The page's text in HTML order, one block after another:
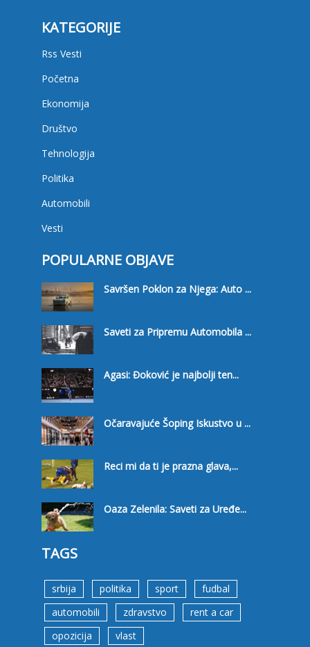
KATEGORIJE
Rss Vesti
Početna
Ekonomija
Društvo
Tehnologija
Politika
Automobili
Vesti
POPULARNE OBJAVE
Savršen Poklon za Njega: Auto ...
Saveti za Pripremu Automobila ...
Agasi: Đoković je najbolji ten...
Očaravajuće Šoping Iskustvo u ...
Reci mi da ti je prazna glava,...
Oaza Zelenila: Saveti za Uređe...
TAGS
srbija politika sport
fudbal
automobili
zdravstvo
rent a car
opozicija
vlast